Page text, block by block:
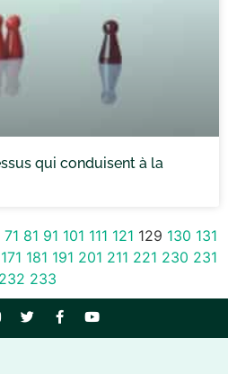
qui conduisent à la
71 81 91 101 111 121 129 130 131
171 181 191 201 211 221 230 231
232 233